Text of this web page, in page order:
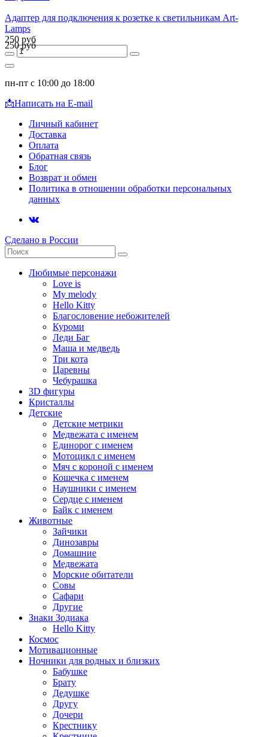
Адаптер для подключения к розетке к светильникам Art-
Lamps
250 руб
250 руб
пн-пт с 10:00 до 18:00
📩Написать на E-mail
Личный кабинет
Доставка
Оплата
Обратная связь
Блог
Возврат и обмен
Политика в отношении обработки персональных
данных
Сделано в России
Любимые персонажи
Love is
My melody
Hello Kitty
Благословение небожителей
Куроми
Леди Баг
Маша и медведь
Три кота
Царевны
Чебурашка
3D фигуры
Кристаллы
Детские
Детские метрики
Медвежата с именем
Единорог с именем
Мотоцикл с именем
Мяч с короной с именем
Кошечка с именем
Наушники с именем
Сердце с именем
Байк с именем
Животные
Зайчики
Динозавры
Домашние
Медвежата
Морские обитатели
Совы
Сафари
Другие
Знаки Зодиака
Hello Kitty
Космос
Мотивационные
Ночники для родных и близких
Бабушке
Брату
Дедушке
Другу
Дочери
Крестнику